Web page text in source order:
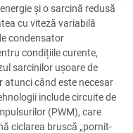
și o sarcină redusă
cu viteză variabilă
condensator
condițiile curente,
sarcinilor ușoare de
atunci când este necesar
include circuite de
(PWM), care
ciclarea bruscă „pornit-